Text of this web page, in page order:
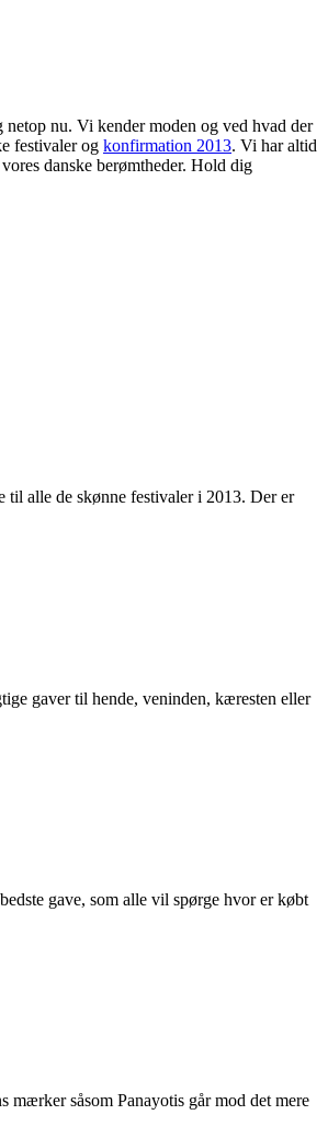
nu. Vi kender moden og ved hvad der
festivaler og konfirmation 2013. Vi har altid
danske berømtheder. Hold dig
til alle de skønne festivaler i 2013. Der er
gaver til hende, veninden, kæresten eller
gave, som alle vil spørge hvor er købt
såsom Panayotis går mod det mere